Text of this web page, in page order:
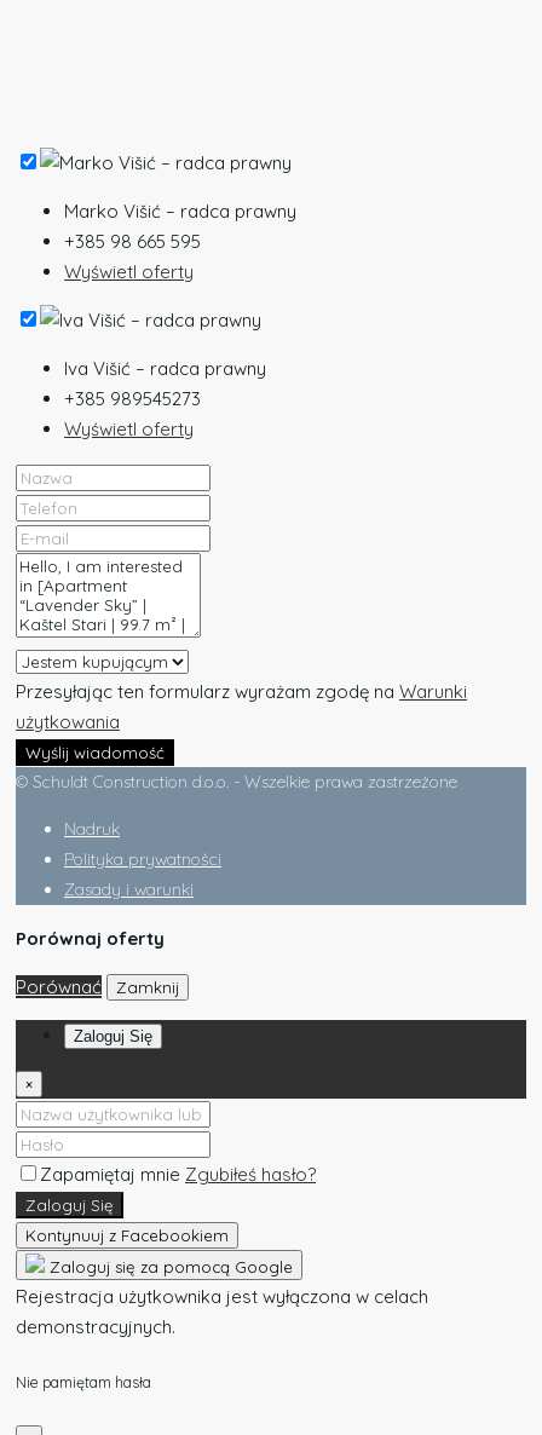
Marko Višić – radca prawny
+385 98 665 595
Wyświetl oferty
Iva Višić – radca prawny
+385 989545273
Wyświetl oferty
Przesyłając ten formularz wyrażam zgodę na Warunki
użytkowania
Wyślij wiadomość
© Schuldt Construction d.o.o. - Wszelkie prawa zastrzeżone
Nadruk
Polityka prywatności
Zasady i warunki
Porównaj oferty
Porównać Zamknij
Zaloguj Się
×
Zapamiętaj mnie Zgubiłeś hasło?
Zaloguj Się
Kontynuuj z Facebookiem
Zaloguj się za pomocą Google
Rejestracja użytkownika jest wyłączona w celach
demonstracyjnych.
Nie pamiętam hasła